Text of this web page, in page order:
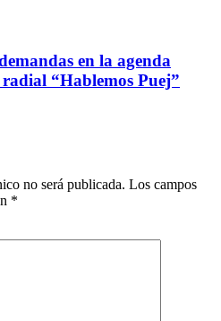
en la agenda
“Hablemos Puej”
no será publicada. Los campos
*